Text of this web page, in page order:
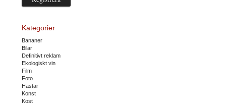
Kategorier
Bananer
Bilar
Definitivt reklam
Ekologiskt vin
Film
Foto
Hästar
Konst
Kost